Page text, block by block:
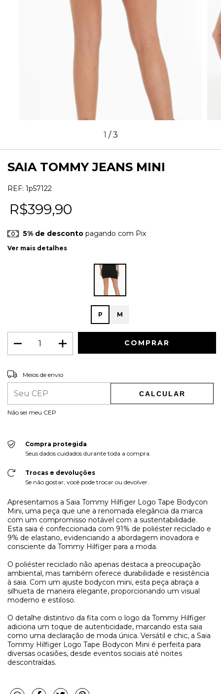
1 /3
SAIA TOMMY JEANS MINI
REF: 1p57122
R$399,90
5% de desconto pagando com Pix
Ver mais detalhes
P M
Entregas para o CEP:
Meios de envio
CALCULAR
Não sei meu CEP
Compra protegida
Seus dados cuidados durante toda a compra.
Trocas e devoluções
Se não gostar, você pode trocar ou devolver.
Apresentamos a Saia Tommy Hilfiger Logo Tape Bodycon
Mini, uma peça que une a renomada elegância da marca
com um compromisso notável com a sustentabilidade.
Esta saia é confeccionada com 91% de poliéster reciclado e
9% de elastano, evidenciando a abordagem inovadora e
consciente da Tommy Hilfiger para a moda.
O poliéster reciclado não apenas destaca a preocupação
ambiental, mas também oferece durabilidade e resistência
à saia. Com um ajuste bodycon mini, esta peça abraça a
silhueta de maneira elegante, proporcionando um visual
moderno e estiloso.
O detalhe distintivo da fita com o logo da Tommy Hilfiger
adiciona um toque de autenticidade, marcando esta saia
como uma declaração de moda única. Versátil e chic, a Saia
Tommy Hilfiger Logo Tape Bodycon Mini é perfeita para
diversas ocasiões, desde eventos sociais até noites
descontraídas.